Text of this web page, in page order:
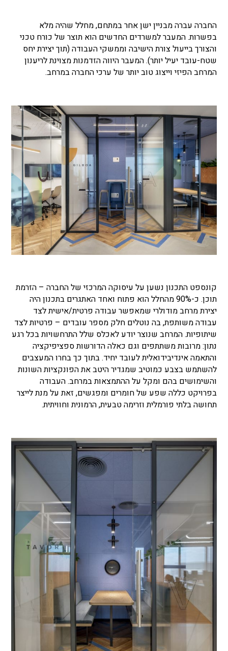
החברה עברה מבניין ישן אחר במתחם, מחלל שהיה מלא
בפשרות. המעבר למשרדים החדשים הוא תוצר של כורח טכני
והצורך בייעול צורת הישיבה וממשקי העבודה (תוך יצירת יחס
שטח-עובד יעיל יותר). המעבר היווה הזדמנות מצוינת לריענון
המרחב הפיזי וייצוג טוב יותר של ערכי החברה במרחב.
קונספט התכנון נשען על עיסוקה המרכזי של החברה – הזרמת
תוכן. כ-90% מהחלל הוא פתוח ואחד האתגרים בתכנון היה
יצירת מרחב מודולרי שמאפשר עבודה פרטית/אישית לצד
עבודה משותפת, בה נוטלים חלק מספר עובדים – פרטיות לצד
שיתופיות. המרחב שנוצר יודע לאכלס שלל התרחשויות בכל רגע
נתון: מרובות משתתפים וגם כאלה הדורשות ספציפיקציה
והתאמה אינדיבידואלית לעובד יחיד. בתוך כך בחרו המעצבים
להשתמש בצבע כמוטיב שמגדיר היטב את הפונקציות השונות
והשימושים בהם ומקל על ההתמצאות במרחב. העבודה
בפרויקט כללה שפע של חומרים ומפגשים, זאת על מנת לייצר
תחושה בלתי פורמלית וזרימה טבעית, הרמונית וחוויתית.